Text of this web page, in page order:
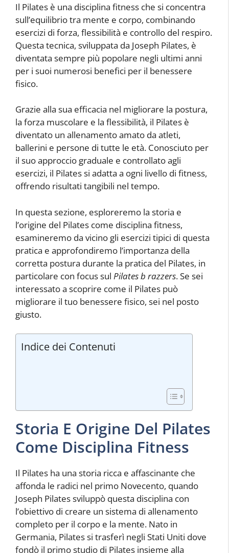
Il Pilates è una disciplina fitness che si concentra
sull’equilibrio tra mente e corpo, combinando
esercizi di forza, flessibilità e controllo del respiro.
Questa tecnica, sviluppata da Joseph Pilates, è
diventata sempre più popolare negli ultimi anni
per i suoi numerosi benefici per il benessere
fisico.
Grazie alla sua efficacia nel migliorare la postura,
la forza muscolare e la flessibilità, il Pilates è
diventato un allenamento amato da atleti,
ballerini e persone di tutte le età. Conosciuto per
il suo approccio graduale e controllato agli
esercizi, il Pilates si adatta a ogni livello di fitness,
offrendo risultati tangibili nel tempo.
In questa sezione, esploreremo la storia e
l’origine del Pilates come disciplina fitness,
esamineremo da vicino gli esercizi tipici di questa
pratica e approfondiremo l’importanza della
corretta postura durante la pratica del Pilates, in
particolare con focus sul Pilates b razzers. Se sei
interessato a scoprire come il Pilates può
migliorare il tuo benessere fisico, sei nel posto
giusto.
Indice dei Contenuti
Storia E Origine Del Pilates
Come Disciplina Fitness
Il Pilates ha una storia ricca e affascinante che
affonda le radici nel primo Novecento, quando
Joseph Pilates sviluppò questa disciplina con
l’obiettivo di creare un sistema di allenamento
completo per il corpo e la mente. Nato in
Germania, Pilates si trasferì negli Stati Uniti dove
fondò il primo studio di Pilates insieme alla